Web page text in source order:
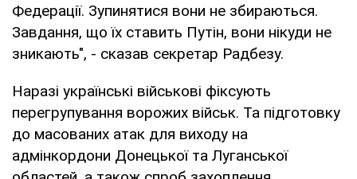
Федерації. Зупинятися вони не збираються.
Завдання, що їх ставить Путін, вони нікуди не
зникають", - сказав секретар Радбезу.
Наразі українські військові фіксують
перегрупування ворожих військ. Та підготовку
до масованих атак для виходу на
адмінкордони Донецької та Луганської